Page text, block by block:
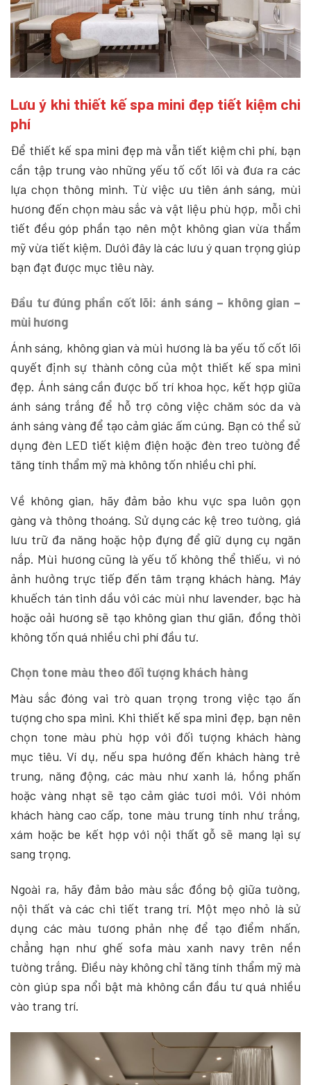
Lưu ý khi thiết kế spa mini đẹp tiết kiệm chi
phí
Để thiết kế spa mini đẹp mà vẫn tiết kiệm chi phí, bạn
cần tập trung vào những yếu tố cốt lõi và đưa ra các
lựa chọn thông minh. Từ việc ưu tiên ánh sáng, mùi
hương đến chọn màu sắc và vật liệu phù hợp, mỗi chi
tiết đều góp phần tạo nên một không gian vừa thẩm
mỹ vừa tiết kiệm. Dưới đây là các lưu ý quan trọng giúp
bạn đạt được mục tiêu này.
Đầu tư đúng phần cốt lõi: ánh sáng – không gian –
mùi hương
Ánh sáng, không gian và mùi hương là ba yếu tố cốt lõi
quyết định sự thành công của một thiết kế spa mini
đẹp. Ánh sáng cần được bố trí khoa học, kết hợp giữa
ánh sáng trắng để hỗ trợ công việc chăm sóc da và
ánh sáng vàng để tạo cảm giác ấm cúng. Bạn có thể sử
dụng đèn LED tiết kiệm điện hoặc đèn treo tường để
tăng tính thẩm mỹ mà không tốn nhiều chi phí.
Về không gian, hãy đảm bảo khu vực spa luôn gọn
gàng và thông thoáng. Sử dụng các kệ treo tường, giá
lưu trữ đa năng hoặc hộp đựng để giữ dụng cụ ngăn
nắp. Mùi hương cũng là yếu tố không thể thiếu, vì nó
ảnh hưởng trực tiếp đến tâm trạng khách hàng. Máy
khuếch tán tinh dầu với các mùi như lavender, bạc hà
hoặc oải hương sẽ tạo không gian thư giãn, đồng thời
không tốn quá nhiều chi phí đầu tư.
Chọn tone màu theo đối tượng khách hàng
Màu sắc đóng vai trò quan trọng trong việc tạo ấn
tượng cho spa mini. Khi thiết kế spa mini đẹp, bạn nên
chọn tone màu phù hợp với đối tượng khách hàng
mục tiêu. Ví dụ, nếu spa hướng đến khách hàng trẻ
trung, năng động, các màu như xanh lá, hồng phấn
hoặc vàng nhạt sẽ tạo cảm giác tươi mới. Với nhóm
khách hàng cao cấp, tone màu trung tính như trắng,
xám hoặc be kết hợp với nội thất gỗ sẽ mang lại sự
sang trọng.
Ngoài ra, hãy đảm bảo màu sắc đồng bộ giữa tường,
nội thất và các chi tiết trang trí. Một mẹo nhỏ là sử
dụng các màu tương phản nhẹ để tạo điểm nhấn,
chẳng hạn như ghế sofa màu xanh navy trên nền
tường trắng. Điều này không chỉ tăng tính thẩm mỹ mà
còn giúp spa nổi bật mà không cần đầu tư quá nhiều
vào trang trí.